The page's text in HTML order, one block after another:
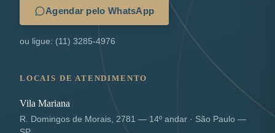
Agendar pelo WhatsApp
ou ligue: (11) 3285-4976
LOCAIS DE ATENDIMENTO
Vila Mariana
R. Domingos de Morais, 2781 — 14º andar · São Paulo —